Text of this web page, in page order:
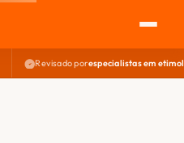
Revisado porespecialistas em